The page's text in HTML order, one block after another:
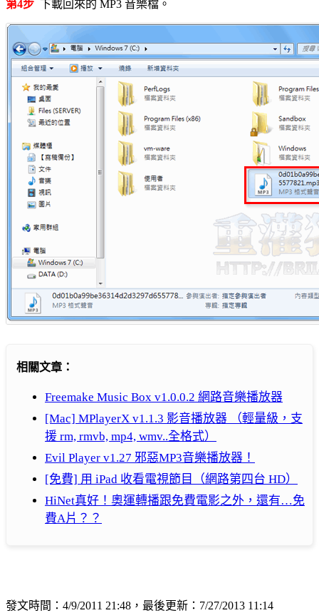
第4步 下載回來的 MP3 音樂檔。
相關文章：
Freemake Music Box v1.0.0.2 網路音樂播放器
[Mac] MPlayerX v1.1.3 影音播放器 （輕量級，支
援 rm, rmvb, mp4, wmv..全格式）
Evil Player v1.27 邪惡MP3音樂播放器！
[免費] 用 iPad 收看電視節目（網路第四台 HD）
HiNet真好！奧運轉播跟免費電影之外，還有…免
費A片？？
發文時間：4/9/2011 21:48，最後更新：7/27/2013 11:14